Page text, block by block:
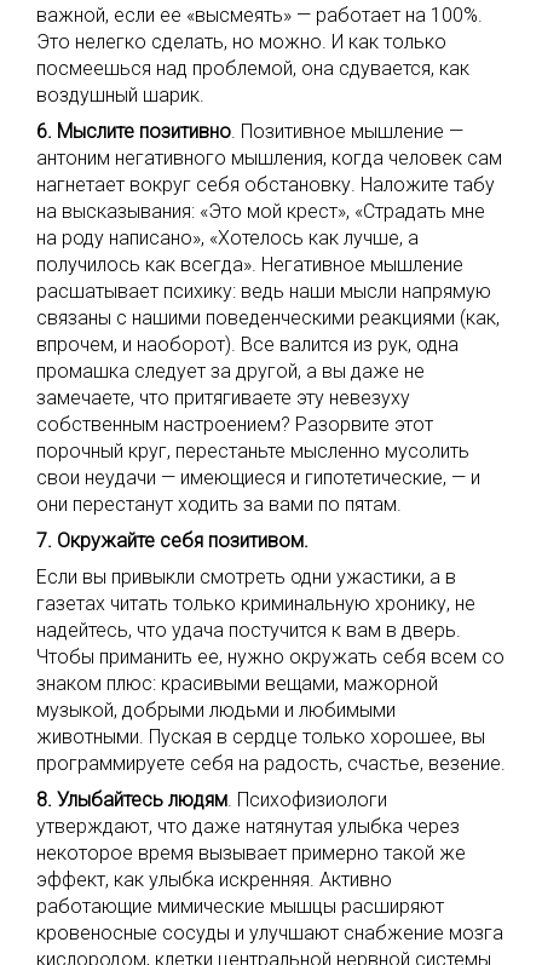
важной, если ее «высмеять» — работает на 100%.
Это нелегко сделать, но можно. И как только
посмеешься над проблемой, она сдувается, как
воздушный шарик.
6. Мыслите позитивно. Позитивное мышление —
антоним негативного мышления, когда человек сам
нагнетает вокруг себя обстановку. Наложите табу
на высказывания: «Это мой крест», «Страдать мне
на роду написано», «Хотелось как лучше, а
получилось как всегда». Негативное мышление
расшатывает психику: ведь наши мысли напрямую
связаны с нашими поведенческими реакциями (как,
впрочем, и наоборот). Все валится из рук, одна
промашка следует за другой, а вы даже не
замечаете, что притягиваете эту невезуху
собственным настроением? Разорвите этот
порочный круг, перестаньте мысленно мусолить
свои неудачи — имеющиеся и гипотетические, — и
они перестанут ходить за вами по пятам.
7. Окружайте себя позитивом.
Если вы привыкли смотреть одни ужастики, а в
газетах читать только криминальную хронику, не
надейтесь, что удача постучится к вам в дверь.
Чтобы приманить ее, нужно окружать себя всем со
знаком плюс: красивыми вещами, мажорной
музыкой, добрыми людьми и любимыми
животными. Пуская в сердце только хорошее, вы
программируете себя на радость, счастье, везение.
8. Улыбайтесь людям. Психофизиологи
утверждают, что даже натянутая улыбка через
некоторое время вызывает примерно такой же
эффект, как улыбка искренняя. Активно
работающие мимические мышцы расширяют
кровеносные сосуды и улучшают снабжение мозга
кислородом, клетки центральной нервной системы